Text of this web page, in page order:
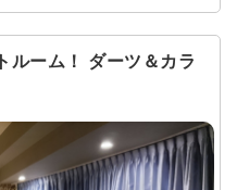
ルーム！ ダーツ＆カラ